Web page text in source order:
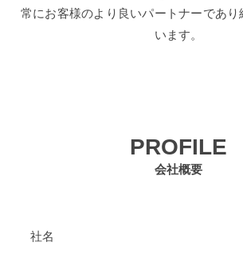
常にお客様のより良いパートナーであり
います。
PROFILE
会社概要
社名